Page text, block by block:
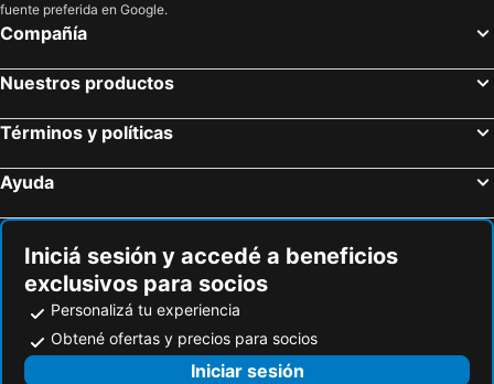
fuente preferida en Google.
Compañía
Nuestros productos
Términos y políticas
Ayuda
Iniciá sesión y accedé a beneficios
exclusivos para socios
Personalizá tu experiencia
Obtené ofertas y precios para socios
Iniciar sesión